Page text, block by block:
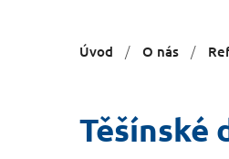
Úvod O nás
Těšínské